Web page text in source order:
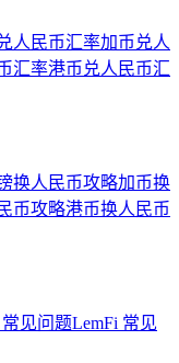
人民币汇率加币兑人
汇率港币兑人民币汇
换人民币攻略加币换
币攻略港币换人民币
见问题LemFi 常见